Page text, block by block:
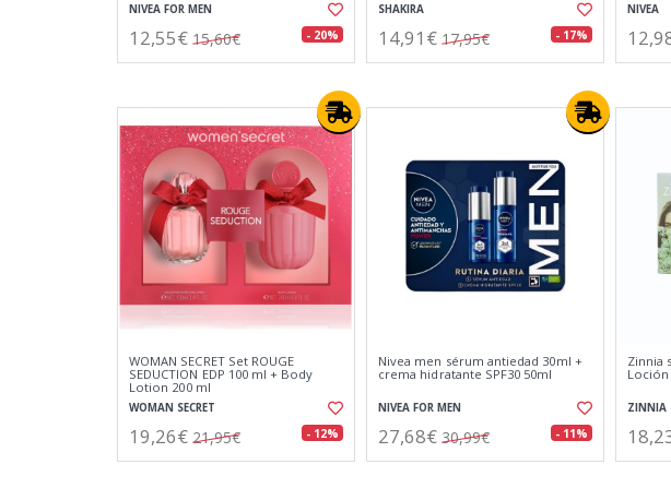
NIVEA FOR MEN
12,55€ 15,60€ - 20%
SHAKIRA
14,91€ 17,95€ - 17%
NIVEA
WOMAN SECRET Set ROUGE
SEDUCTION EDP 100 ml + Body
Lotion 200 ml
WOMAN SECRET
19,26€ 21,95€ - 12%
Nivea men sérum antiedad 30ml +
crema hidratante SPF30 50ml
NIVEA FOR MEN
27,68€ 30,99€ - 11%
Zinnia
ZINNIA